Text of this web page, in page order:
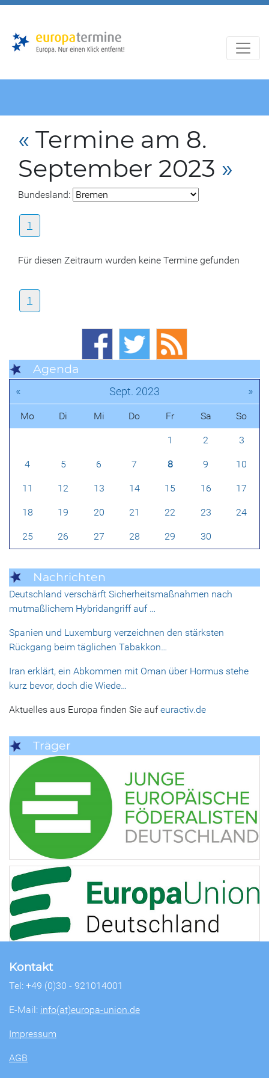
« Termine am 8.
September 2023 »
Bundesland:
1
Für diesen Zeitraum wurden keine Termine gefunden
1
Agenda
« Sept. 2023 »
Mo Di Mi Do Fr Sa So
1 2 3
4 5 6 7 8 9 10
11 12 13 14 15 16 17
18 19 20 21 22 23 24
25 26 27 28 29 30
Nachrichten
Deutschland verschärft Sicherheitsmaßnahmen nach
mutmaßlichem Hybridangriff auf …
Spanien und Luxemburg verzeichnen den stärksten
Rückgang beim täglichen Tabakkon…
Iran erklärt, ein Abkommen mit Oman über Hormus stehe
kurz bevor, doch die Wiede…
Aktuelles aus Europa finden Sie aufeuractiv.de
Träger
Kontakt
Tel: +49 (0)30 - 921014001
E-Mail: info(at)europa-union.de
Impressum
AGB